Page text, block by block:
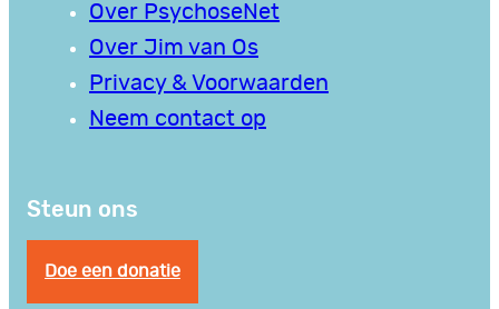
Over PsychoseNet
Over Jim van Os
Privacy & Voorwaarden
Neem contact op
Steun ons
Doe een donatie